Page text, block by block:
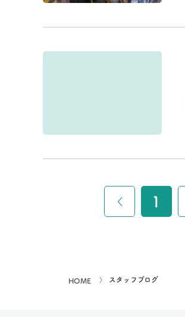
1
HOME スタッフブログ